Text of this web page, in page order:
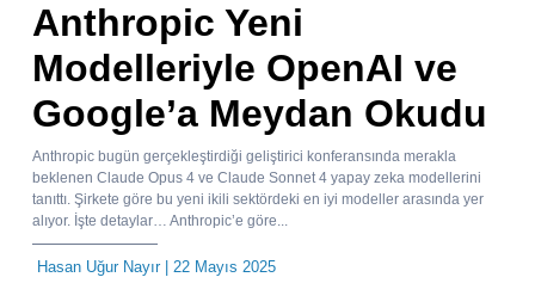
Anthropic Yeni
Modelleriyle OpenAI ve
Google’a Meydan Okudu
Anthropic bugün gerçekleştirdiği geliştirici konferansında merakla
beklenen Claude Opus 4 ve Claude Sonnet 4 yapay zeka modellerini
tanıttı. Şirkete göre bu yeni ikili sektördeki en iyi modeller arasında yer
alıyor. İşte detaylar… Anthropic’e göre...
Hasan Uğur Nayır| 22 Mayıs 2025